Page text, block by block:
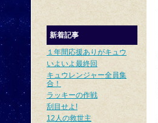
新着記事
１年間応援ありがキュウ
いよいよ最終回
キュウレンジャー全員集
合！
ラッキーの作戦
刮目せよ!
12人の救世主